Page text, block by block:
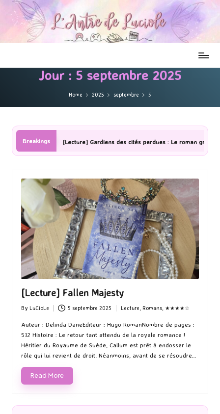
Jour : 5 septembre 2025
Home 2025 septembre 5
Breakings
[Lecture] Gardiens des cités perdues : Le roman graphique Tome 1
[Lecture] Fallen Majesty
Posted
by
By LuCioLe 5 septembre 2025
in
Lecture, Romans, ★★★★☆
Auteur : Delinda DaneEditeur : Hugo RomanNombre de pages :
512 Histoire : Le retour tant attendu de la royale romance !
Héritier du Royaume de Suède, Callum est prêt à endosser le
rôle qui lui revient de droit. Néanmoins, avant de se résoudre…
Read More